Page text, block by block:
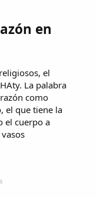
en
el
La palabra
como
el que tiene la
el cuerpo a